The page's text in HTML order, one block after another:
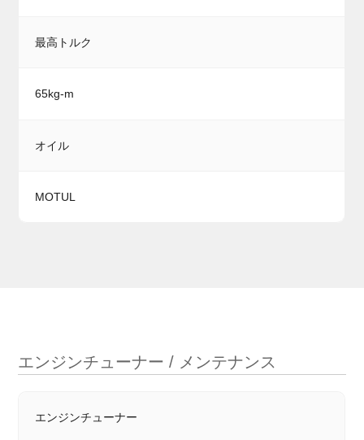
最高トルク
65kg-m
オイル
MOTUL
エンジンチューナー / メンテナンス
エンジンチューナー